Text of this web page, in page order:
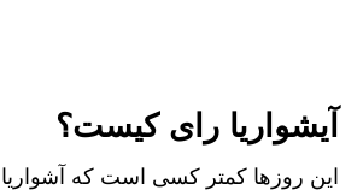
آیشواریا رای کیست؟
این روزها کمتر کسی است که آشواریا